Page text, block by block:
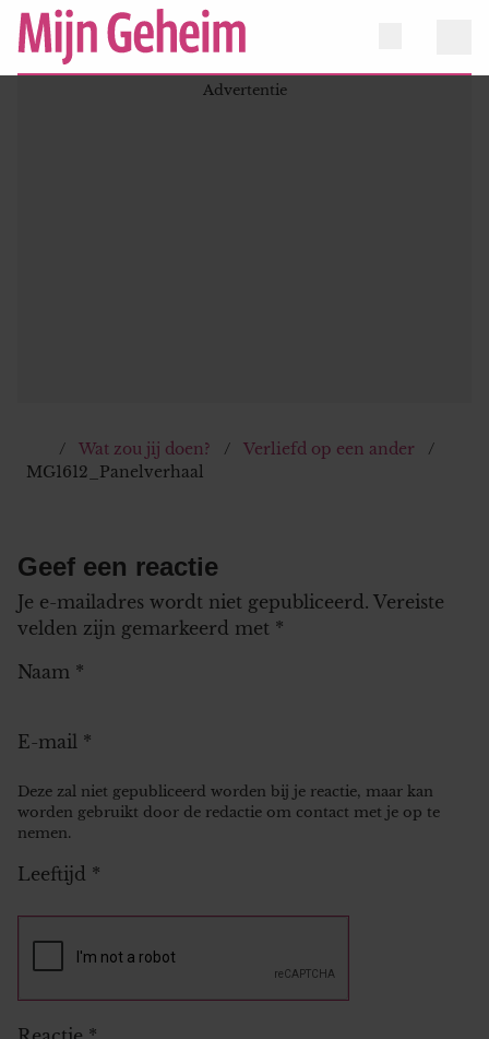
Wat zou jij doen?
Verliefd op een ander
MG1612_Panelverhaal
Geef een reactie
Je e-mailadres wordt niet gepubliceerd. Vereiste
velden zijn gemarkeerd met *
Naam *
E-mail *
Deze zal niet gepubliceerd worden bij je reactie, maar kan
worden gebruikt door de redactie om contact met je op te
nemen.
Leeftijd *